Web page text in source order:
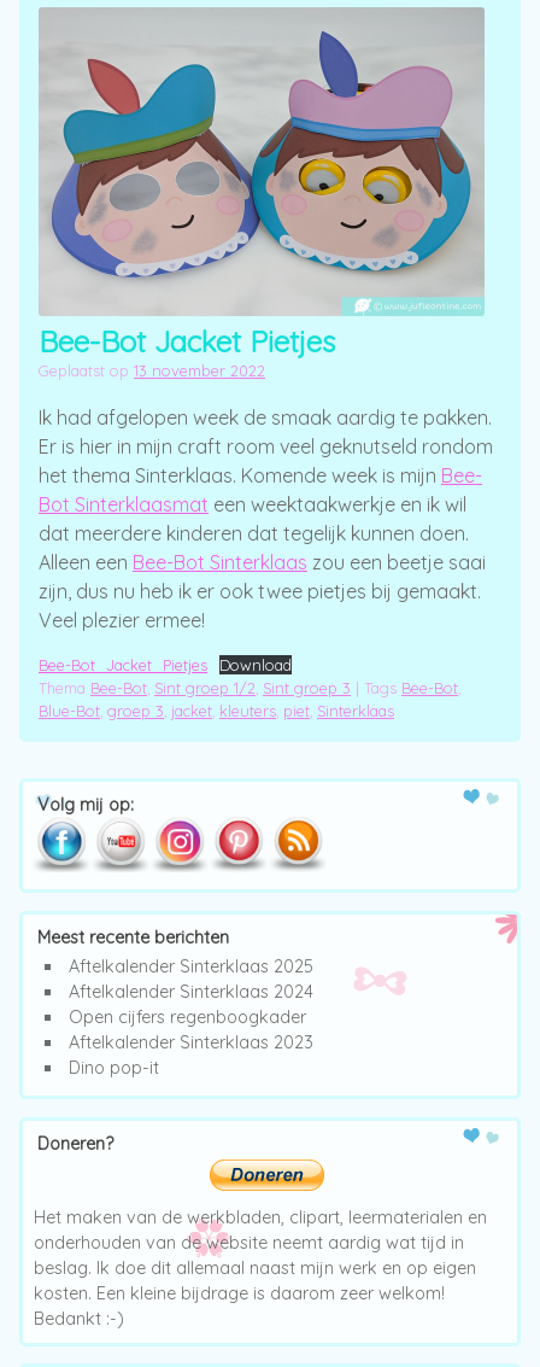
Bee-Bot Jacket Pietjes
Geplaatst op 13 november 2022
Ik had afgelopen week de smaak aardig te pakken.
Er is hier in mijn craft room veel geknutseld rondom
het thema Sinterklaas. Komende week is mijn Bee-
Bot Sinterklaasmat een weektaakwerkje en ik wil
dat meerdere kinderen dat tegelijk kunnen doen.
Alleen een Bee-Bot Sinterklaas zou een beetje saai
zijn, dus nu heb ik er ook twee pietjes bij gemaakt.
Veel plezier ermee!
Bee-Bot_Jacket_Pietjes
Download
Thema Bee-Bot Sint groep 1/2 Sint groep 3 | Tags Bee-Bot
Blue-Bot groep 3 jacket kleuters piet Sinterklaas
Post navigation
Volg mij op:
Meest recente berichten
Aftelkalender Sinterklaas 2025
Aftelkalender Sinterklaas 2024
Open cijfers regenboogkader
Aftelkalender Sinterklaas 2023
Dino pop-it
Doneren?
Het maken van de werkbladen, clipart, leermaterialen en
onderhouden van de website neemt aardig wat tijd in
beslag. Ik doe dit allemaal naast mijn werk en op eigen
kosten. Een kleine bijdrage is daarom zeer welkom!
Bedankt :-)